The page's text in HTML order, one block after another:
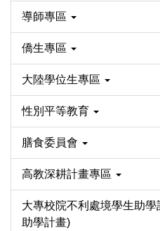
導師專區
僑生專區
大陸學位生專區
性別平等教育
膳食委員會
高教深耕計畫專區
大專校院不利處境學生助
助學計畫)